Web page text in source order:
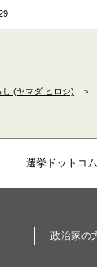
し (ヤマダ ヒロシ) ＞
選挙ドットコ
政治家の